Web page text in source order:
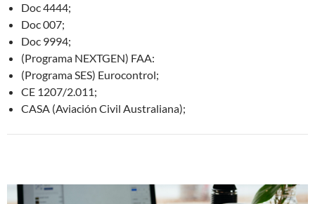
Doc 4444;
Doc 007;
Doc 9994;
(Programa NEXTGEN) FAA:
(Programa SES) Eurocontrol;
CE 1207/2.011;
CASA (Aviación Civil Australiana);